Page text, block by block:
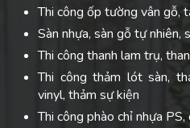
Thi công ốp tường vân gỗ,
Sàn nhựa, sàn gỗ tự nhiên,
Thi công thanh lam trụ,
Thi công thảm lót sàn,
vinyl, thảm sự kiện
Thi công phào chỉ nhựa